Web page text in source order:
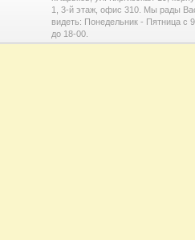
1, 3-й этаж, офис 310. Мы рады
видеть: Понедельник - Пятница с
до 18-00.